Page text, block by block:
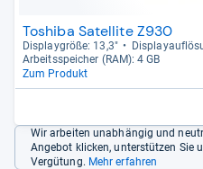
Toshiba Satellite Z930
Dis­play­größe: 13,3"
Arbeitsspei­cher (RAM): 4 GB
Zum Produkt
Wir arbeiten unabhängig und
Angebot klicken, unterstützen Sie
Vergütung. Mehr erfahren